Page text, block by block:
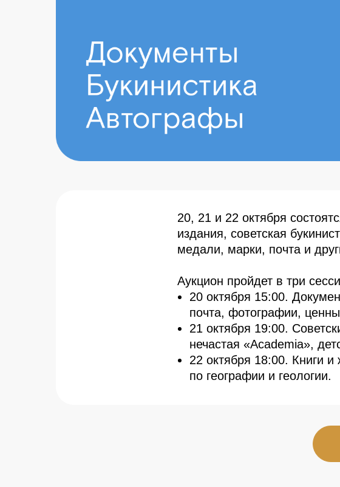
20, 21 и 22 октября
издания, советская
медали, марки, почта и
Аукцион пройдет в три
20 октября 15:00.
почта, фотографии,
21 октября 19:00.
нечастая «Academia»,
22 октября 18:00. Книги
по географии и геологии.